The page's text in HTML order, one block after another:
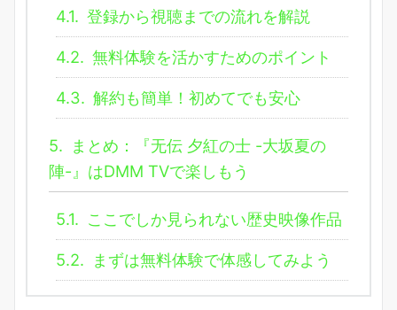
4.1. 登録から視聴までの流れを解説
4.2. 無料体験を活かすためのポイント
4.3. 解約も簡単！初めてでも安心
5.
まとめ：『无伝 夕紅の士 -大坂夏の
陣-』はDMM TVで楽しもう
5.1. ここでしか見られない歴史映像作品
5.2. まずは無料体験で体感してみよう